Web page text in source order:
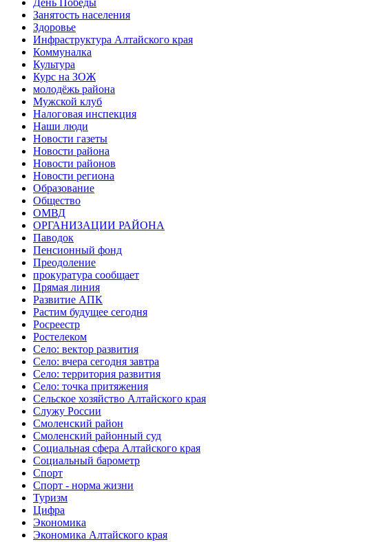
День Победы
Занятость населения
Здоровье
Инфраструктура Алтайского края
Коммуналка
Культура
Курс на ЗОЖ
молодёжь района
Мужской клуб
Налоговая инспекция
Наши люди
Новости газеты
Новости района
Новости районов
Новости региона
Образование
Общество
ОМВД
ОРГАНИЗАЦИИ РАЙОНА
Паводок
Пенсионный фонд
Преодоление
прокуратура сообщает
Прямая линия
Развитие АПК
Растим будущее сегодня
Росреестр
Ростелеком
Село: вектор развития
Село: вчера сегодня завтра
Село: территория развития
Село: точка притяжения
Сельское хозяйство Алтайского края
Служу России
Смоленский район
Смоленский районный суд
Социальная сфера Алтайского края
Социальный барометр
Спорт
Спорт - норма жизни
Туризм
Цифра
Экономика
Экономика Алтайского края